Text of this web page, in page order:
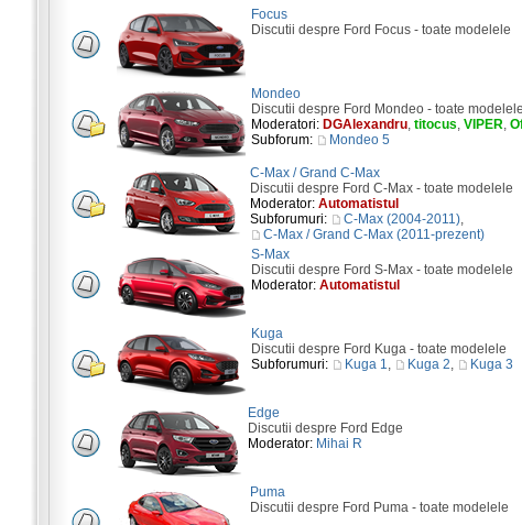
Focus
Discutii despre Ford Focus - toate modelele
Mondeo
Discutii despre Ford Mondeo - toate modelele
Moderatori: DGAlexandru, titocus, VIPER,
Subforum:
Mondeo 5
C-Max / Grand C-Max
Discutii despre Ford C-Max - toate modelele
Moderator: Automatistul
Subforumuri:
C-Max (2004-2011),
C-Max / Grand C-Max (2011-prezent)
S-Max
Discutii despre Ford S-Max - toate modelele
Moderator: Automatistul
Kuga
Discutii despre Ford Kuga - toate modelele
Subforumuri:
Kuga 1, Kuga 2, Kuga 3
Edge
Discutii despre Ford Edge
Moderator: Mihai R
Puma
Discutii despre Ford Puma - toate modelele